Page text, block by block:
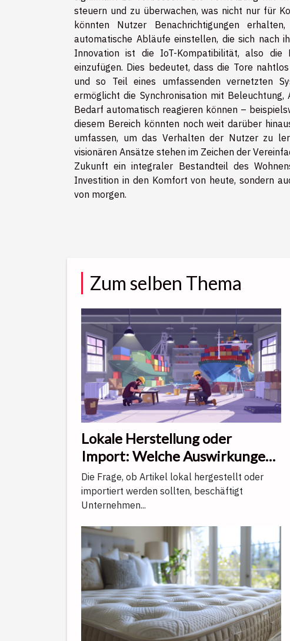
steuern und zu überwachen, was nicht nur für
könnten Nutzer Benachrichtigungen
automatische Abläufe einstellen, die sich nach
Innovation ist die IoT-Kompatibilität, also
einzufügen. Dies bedeutet, dass die Tore
und so Teil eines umfassenden vernetzten
ermöglicht die Synchronisation mit
Bedarf automatisch reagieren können –
diesem Bereich könnten noch weit darüber
umfassen, um das Verhalten der Nutzer zu
visionären Ansätze stehen im Zeichen der
Zukunft ein integraler Bestandteil des
Investition in den Komfort von heute, sondern
von morgen.
Zum selben Thema
Lokale Herstellung oder
Import: Welche Auswirkungen
haben sie auf Qualität und
Kundenservice?
Die Frage, ob Artikel lokal hergestellt oder
importiert werden sollten, beschäftigt
Unternehmen...